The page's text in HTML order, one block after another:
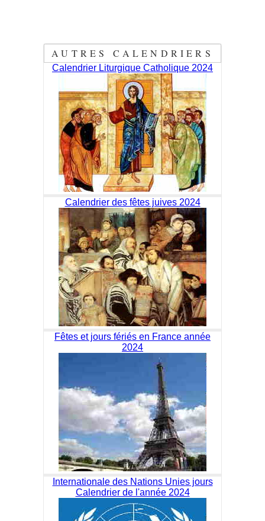
AUTRES CALENDRIERS
Calendrier Liturgique Catholique 2024
Calendrier des fêtes juives 2024
Fêtes et jours fériés en France année
2024
Internationale des Nations Unies jours
Calendrier de l'année 2024